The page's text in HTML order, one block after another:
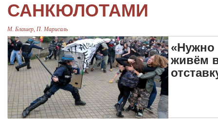
САНКЮЛОТАМИ
М. Блашер, П. Марисаль
«Нужно
живём